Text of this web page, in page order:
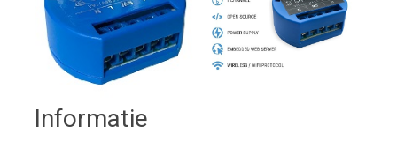
Informatie